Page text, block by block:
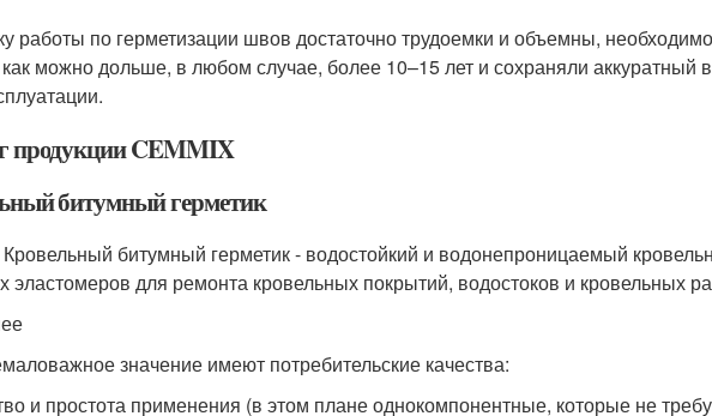
работы по герметизации швов достаточно трудоемки и объемны,
можно дольше, в любом случае, более 10–15 лет и сохраняли аккуратный
продукции CEMMIX
битумный герметик
битумный герметик - водостойкий и водонепроницаемый
эластомеров для ремонта кровельных покрытий, водостоков и кровельных
значение имеют потребительские качества:
и простота применения (в этом плане однокомпонентные, которые не